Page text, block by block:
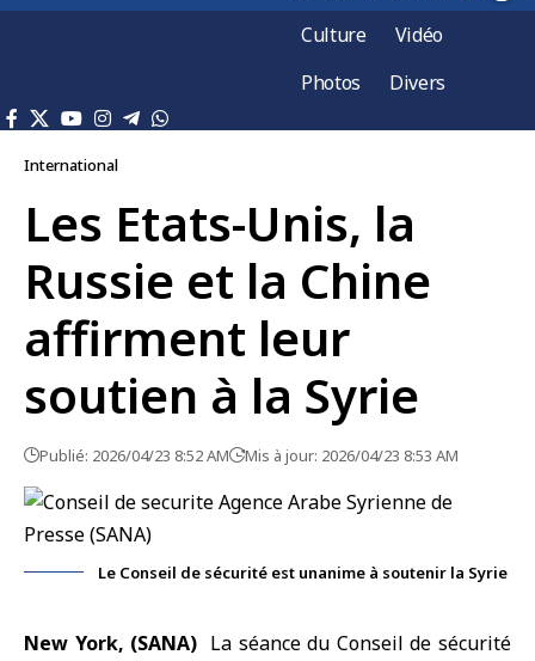
Culture
Vidéo
Photos
Divers
International
Les Etats-Unis, la
Russie et la Chine
affirment leur
soutien à la Syrie
Publié: 2026/04/23 8:52 AM Mis à jour: 2026/04/23 8:53 AM
Le Conseil de sécurité est unanime à soutenir la Syrie
New York, (SANA) La séance du Conseil de sécurité